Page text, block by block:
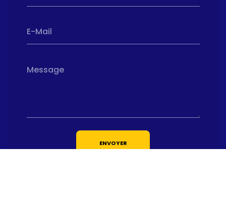
E-Mail
Message
ENVOYER